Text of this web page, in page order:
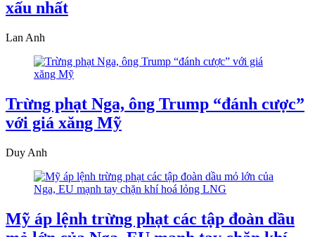
xấu nhất
Lan Anh
Trừng phạt Nga, ông Trump “đánh cược”
với giá xăng Mỹ
Duy Anh
Mỹ áp lệnh trừng phạt các tập đoàn dầu